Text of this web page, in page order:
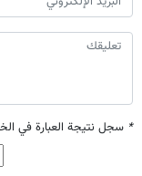
* سجل نتيجة العبارة في